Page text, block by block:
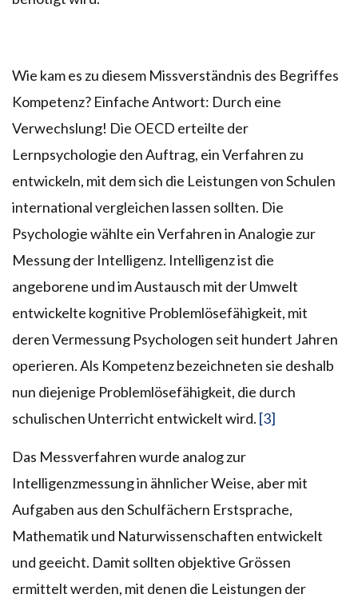
Wie kam es zu diesem Missverständnis des Begriffes
Kompetenz? Einfache Antwort: Durch eine
Verwechslung! Die OECD erteilte der
Lernpsychologie den Auftrag, ein Verfahren zu
entwickeln, mit dem sich die Leistungen von Schulen
international vergleichen lassen sollten. Die
Psychologie wählte ein Verfahren in Analogie zur
Messung der Intelligenz. Intelligenz ist die
angeborene und im Austausch mit der Umwelt
entwickelte kognitive Problemlösefähigkeit, mit
deren Vermessung Psychologen seit hundert Jahren
operieren. Als Kompetenz bezeichneten sie deshalb
nun diejenige Problemlösefähigkeit, die durch
schulischen Unterricht entwickelt wird. [3]
Das Messverfahren wurde analog zur
Intelligenzmessung in ähnlicher Weise, aber mit
Aufgaben aus den Schulfächern Erstsprache,
Mathematik und Naturwissenschaften entwickelt
und geeicht. Damit sollten objektive Grössen
ermittelt werden, mit denen die Leistungen der